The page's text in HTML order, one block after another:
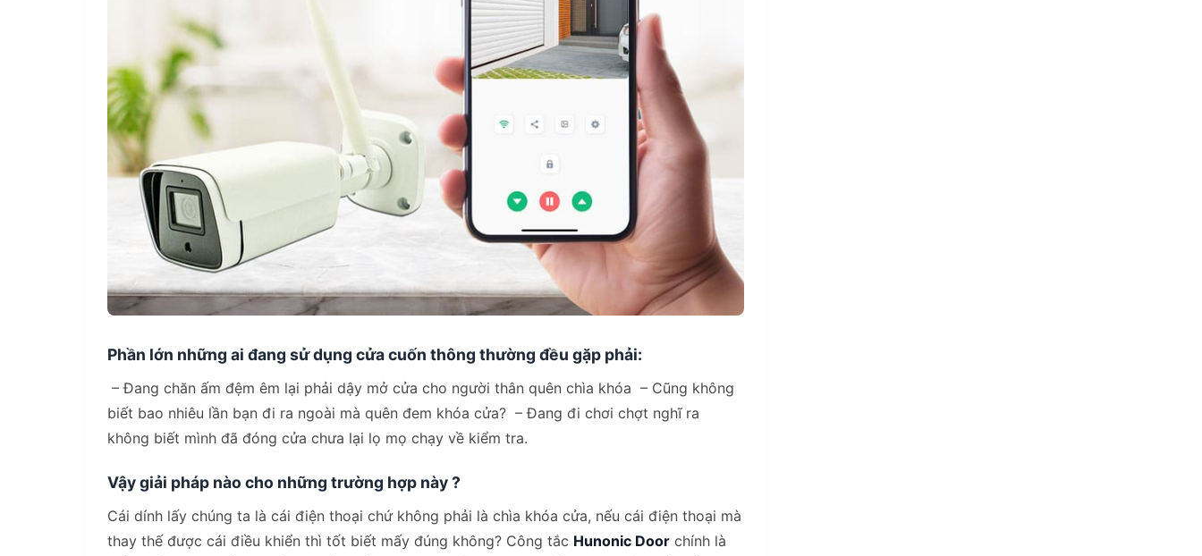
Phần lớn những ai đang sử dụng cửa cuốn thông thường đều gặp phải:
– Đang chăn ấm đệm êm lại phải dậy mở cửa cho người thân quên chìa khóa – Cũng không
biết bao nhiêu lần bạn đi ra ngoài mà quên đem khóa cửa? – Đang đi chơi chợt nghĩ ra
không biết mình đã đóng cửa chưa lại lọ mọ chạy về kiểm tra.
Vậy giải pháp nào cho những trường hợp này ?
Cái dính lấy chúng ta là cái điện thoại chứ không phải là chìa khóa cửa, nếu cái điện thoại mà
thay thế được cái điều khiển thì tốt biết mấy đúng không? Công tắc Hunonic Door chính là